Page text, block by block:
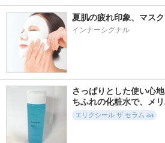
夏肌の疲れ印象、マス
インナーシグナル
さっぱりとした使い心
ちふれの化粧水で、メリ
エリクシール ザ セラム aa